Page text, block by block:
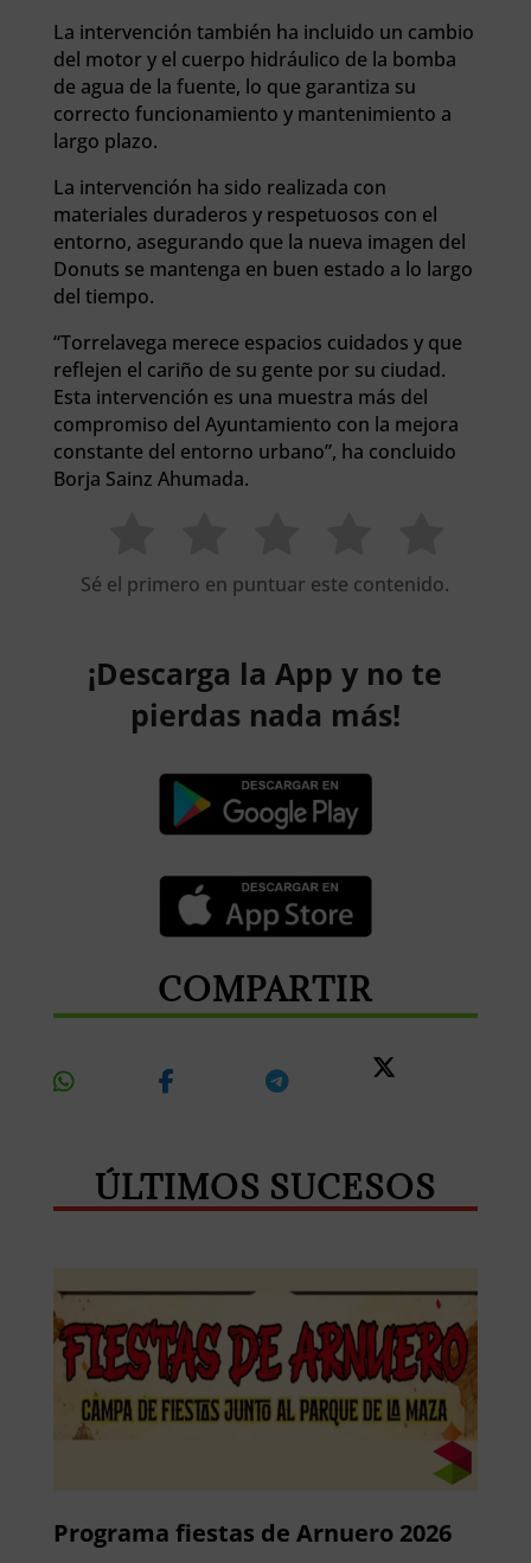
La intervención también ha incluido un cambio
del motor y el cuerpo hidráulico de la bomba
de agua de la fuente, lo que garantiza su
correcto funcionamiento y mantenimiento a
largo plazo.
La intervención ha sido realizada con
materiales duraderos y respetuosos con el
entorno, asegurando que la nueva imagen del
Donuts se mantenga en buen estado a lo largo
del tiempo.
“Torrelavega merece espacios cuidados y que
reflejen el cariño de su gente por su ciudad.
Esta intervención es una muestra más del
compromiso del Ayuntamiento con la mejora
constante del entorno urbano”, ha concluido
Borja Sainz Ahumada.
Sé el primero en puntuar este contenido.
¡Descarga la App y no te
pierdas nada más!
COMPARTIR
ÚLTIMOS SUCESOS
Programa fiestas de Arnuero 2026